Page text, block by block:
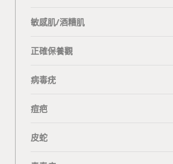
敏感肌/酒糟肌
正確保養觀
病毒疣
痘疤
皮蛇